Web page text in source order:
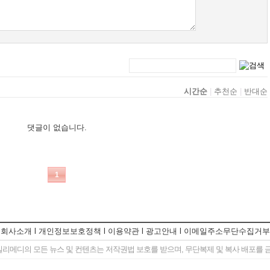
회사소개 개인정보보호정책 이용약관l 광고안내
이메일주소무단수집거부
리메디의 모든 뉴스 및 컨텐츠는 저작권법 보호를 받으며, 무단복제 및 복사 배포를